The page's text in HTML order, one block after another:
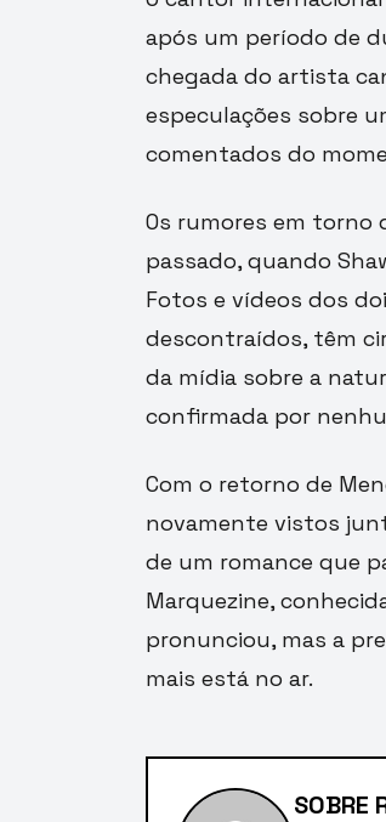
após um período de
chegada do artista
especulações sobre
comentados do
Os rumores em torno
passado, quando
Fotos e vídeos dos
descontraídos, têm
da mídia sobre a
confirmada por
Com o retorno de
novamente vistos
de um romance que
Marquezine,
pronunciou, mas a
mais está no ar.
SOBRE